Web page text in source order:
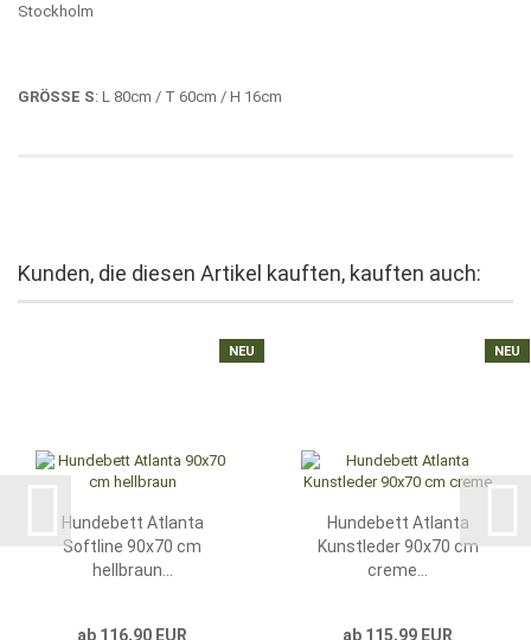
GRÖSSE S: L 80cm / T 60cm / H 16cm
Kunden, die diesen Artikel kauften, kauften auch:
NEU
Hundebett Atlanta
Softline 90x70 cm
hellbraun...
ab 116,90 EUR
NEU
Hundebett Atlanta
Kunstleder 90x70 cm
creme...
ab 115,99 EUR